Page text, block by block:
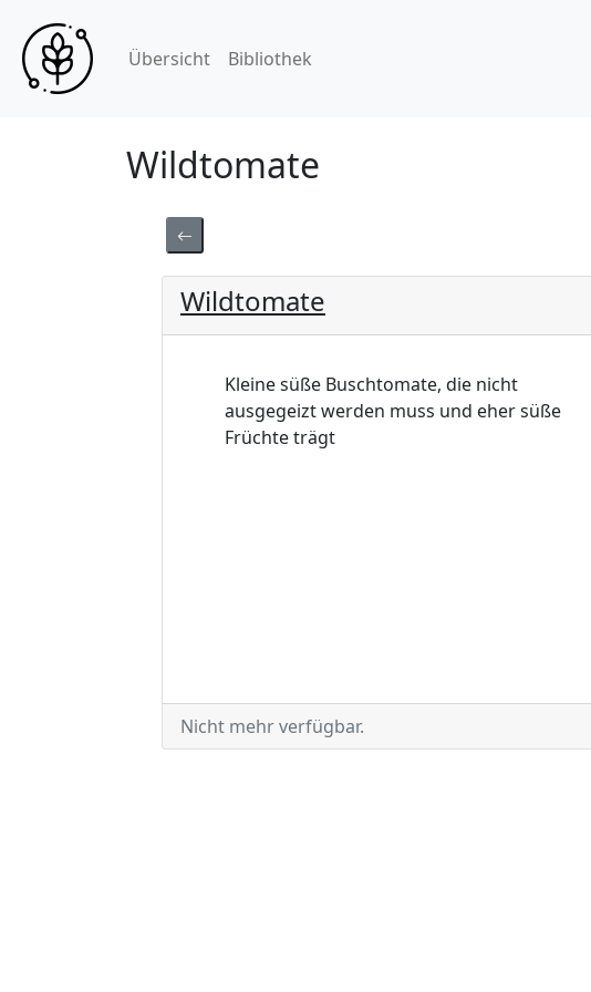
Übersicht Bibliothek
Wildtomate
Wildtomate
Kleine süße Buschtomate, die nicht
ausgegeizt werden muss und eher süße
Früchte trägt
Nicht mehr verfügbar.